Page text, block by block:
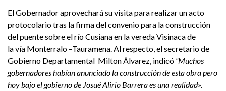
El Gobernador aprovechará su visita para realizar un acto
protocolario tras la firma del convenio para la construcción
del puente sobre el río Cusiana en la vereda Visinaca de
la vía Monterralo –Tauramena. Al respecto, el secretario de
Gobierno Departamental Milton Álvarez, indicó “Muchos
gobernadores habían anunciado la construcción de esta obra pero
hoy bajo el gobierno de Josué Alirio Barrera es una realidad».